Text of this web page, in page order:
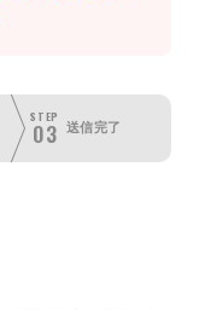
STEP
03 送信完了